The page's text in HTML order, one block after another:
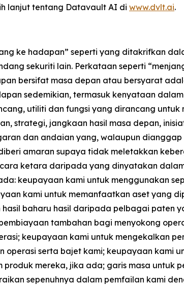
lanjut tentang Datavault AI di www.dvlt.ai.
ke hadapan” seperti yang ditakrifkan
sekuriti lain. Perkataan seperti
bersifat masa depan atau bersyarat
sedemikian, termasuk kenyataan
utiliti dan fungsi yang dirancang
strategi, jangkaan hasil masa depan,
dan andaian yang, walaupun dianggap
amaran supaya tidak meletakkan
ketara daripada yang dinyatakan
keupayaan kami untuk menggunakan
kami untuk memanfaatkan aset yang
baharu hasil daripada pelbagai paten
tambahan bagi menyokong
keupayaan kami untuk mengekalkan
operasi serta bajet kami; keupayaan kami
mereka, jika ada; garis masa untuk
sepenuhnya dalam pemfailan kami